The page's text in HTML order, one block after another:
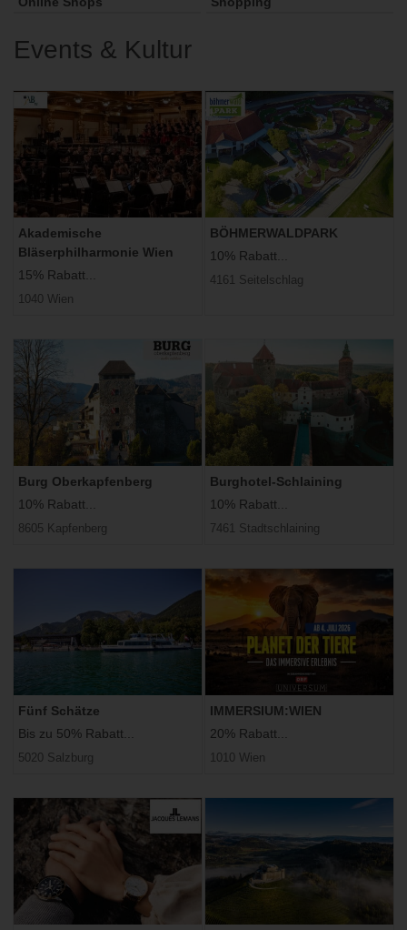
Events & Kultur
Akademische
Bläserphilharmonie Wien
15% Rabatt...
1040 Wien
BÖHMERWALDPARK
10% Rabatt...
4161 Seitelschlag
Burg Oberkapfenberg
10% Rabatt...
8605 Kapfenberg
Burghotel-Schlaining
10% Rabatt...
7461 Stadtschlaining
Fünf Schätze
Bis zu 50% Rabatt...
5020 Salzburg
IMMERSIUM:WIEN
20% Rabatt...
1010 Wien